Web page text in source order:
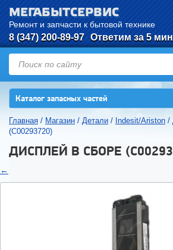
МЕГАБЫТСЕРВИС
Ремонт и запчасти к бытовой технике
8 (347) 200-89-97 Ответим за 5
Каталог запасных частей
Главная / Магазин / Детали / Indesit/Ariston /
(C00293720)
ДИСПЛЕЙ В СБОРЕ
←